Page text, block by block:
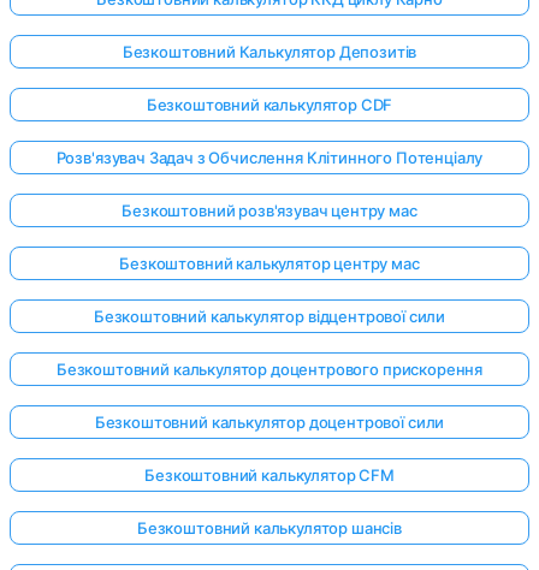
Безкоштовний Калькулятор Депозитів
Безкоштовний калькулятор CDF
Розв'язувач Задач з Обчислення Клітинного Потенціалу
Безкоштовний розв'язувач центру мас
Безкоштовний калькулятор центру мас
Безкоштовний калькулятор відцентрової сили
Безкоштовний калькулятор доцентрового прискорення
Безкоштовний калькулятор доцентрової сили
Безкоштовний калькулятор CFM
Безкоштовний калькулятор шансів